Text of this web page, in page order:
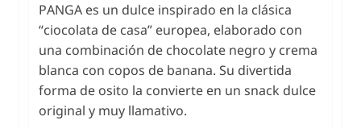
PANGA es un dulce inspirado en la clásica
“ciocolata de casa” europea, elaborado con
una combinación de chocolate negro y crema
blanca con copos de banana. Su divertida
forma de osito la convierte en un snack dulce
original y muy llamativo.